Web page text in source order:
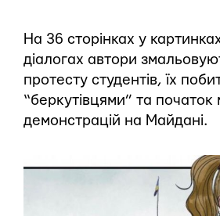
На 36 сторінках у
діалогах автори
протесту студентів, їх
“беркутівцями” та початок
демонстрацій на Майдані.